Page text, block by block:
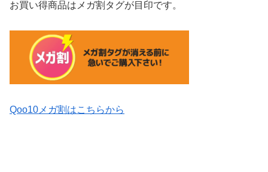
お買い得商品はメガ割タグが目印です。
Qoo10メガ割はこちらから